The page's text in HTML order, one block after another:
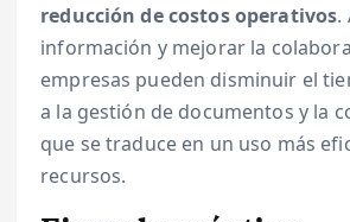
reducción de costos operativos.
información y mejorar la
empresas pueden disminuir el
a la gestión de documentos y la
que se traduce en un uso más
recursos.